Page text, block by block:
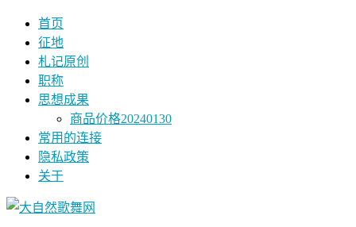
首页
征地
札记原创
职称
思想成果
商品价格20240130
常用的连接
隐私政策
关于